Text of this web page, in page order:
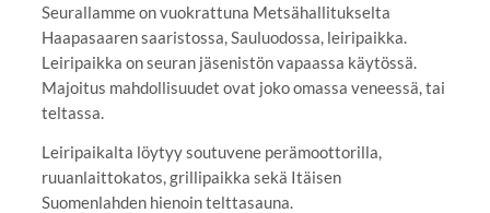
Seurallamme on vuokrattuna Metsähallitukselta
Haapasaaren saaristossa, Sauluodossa, leiripaikka.
Leiripaikka on seuran jäsenistön vapaassa käytössä.
Majoitus mahdollisuudet ovat joko omassa veneessä, tai
teltassa.
Leiripaikalta löytyy soutuvene perämoottorilla,
ruuanlaittokatos, grillipaikka sekä Itäisen
Suomenlahden hienoin telttasauna.